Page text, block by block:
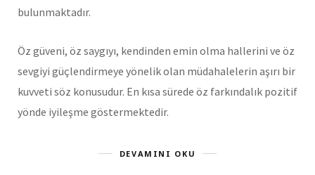
bulunmaktadır.
Öz güveni, öz saygıyı, kendinden emin olma hallerini ve öz
sevgiyi güçlendirmeye yönelik olan müdahalelerin aşırı bir
kuvveti söz konusudur. En kısa sürede öz farkındalık pozitif
yönde iyileşme göstermektedir.
DEVAMINI OKU